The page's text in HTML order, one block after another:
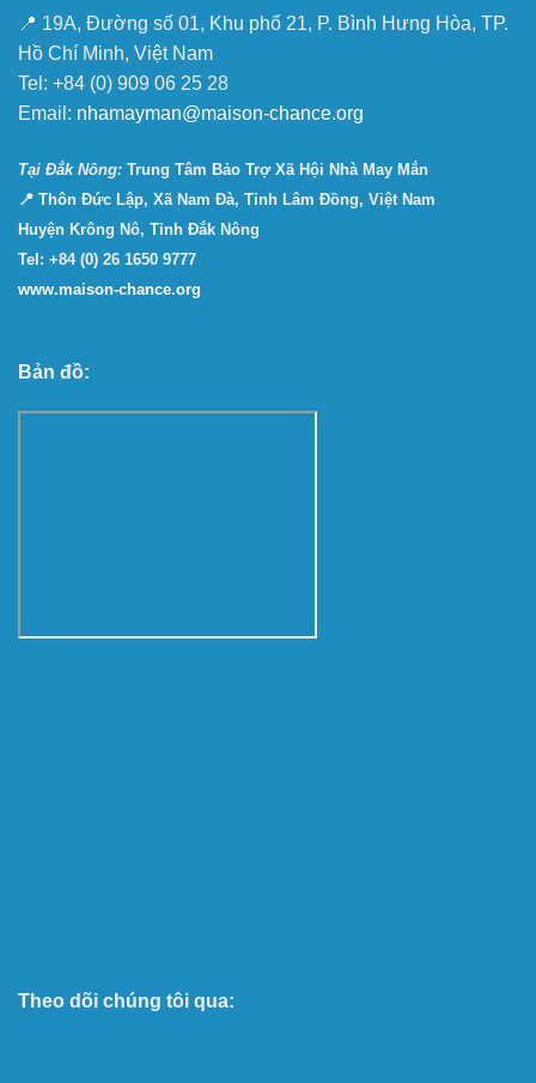
📍 19A, Đường số 01, Khu phố 21, P. Bình Hưng Hòa, TP.
Hồ Chí Minh, Việt Nam
Tel: +84 (0) 909 06 25 28
Email: nhamayman@maison-chance.org
Tại Ðắk Nông: Trung Tâm Bảo Trợ Xã Hội Nhà May Mắn
📍 Thôn Đức Lập, Xã Nam Đà, Tỉnh Lâm Đồng, Việt Nam
Huyện Krông Nô, Tỉnh Đắk Nông
Tel: +84 (0) 26 1650 9777
www.maison-chance.org
Bản đồ:
Theo dõi chúng tôi qua: